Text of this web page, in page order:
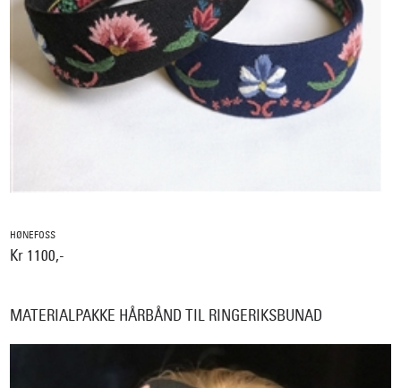
HØNEFOSS
Kr 1100,-
MATERIALPAKKE HÅRBÅND TIL RINGERIKSBUNAD